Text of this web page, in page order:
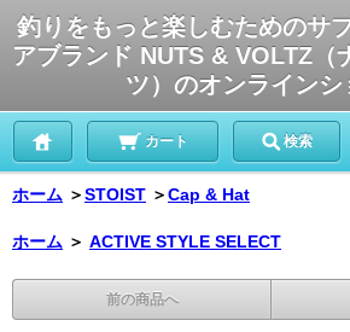
釣りをもっと楽しむためのサ
アブランド NUTS & VOLTZ（
ツ）のオンラインシ
カート 検索
ホーム ＞STOIST ＞Cap & Hat
ホーム ＞ ACTIVE STYLE SELECT
前の商品へ